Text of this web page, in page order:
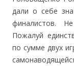
дали о себе
финалистов.
Пожалуй
по сумме двух